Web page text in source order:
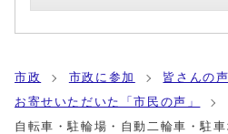
市政 市政に参加
皆さんの
お寄せいただいた「市民の声」
自転車・駐輪場・自動二輪車・駐車